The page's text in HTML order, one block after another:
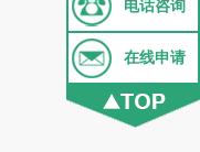
电话咨询
在线申请